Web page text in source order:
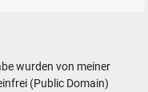
wurden von meiner
(Public Domain)